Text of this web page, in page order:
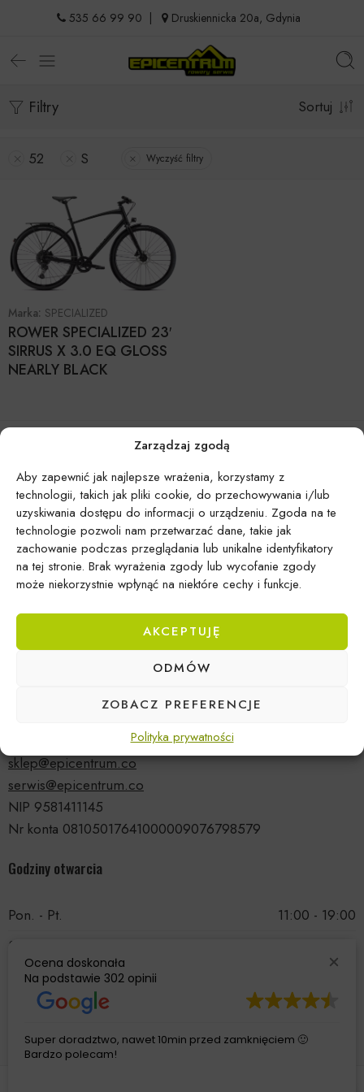
Zarządzaj zgodą
Aby zapewnić jak najlepsze wrażenia, korzystamy z
technologii, takich jak pliki cookie, do przechowywania i/lub
uzyskiwania dostępu do informacji o urządzeniu. Zgoda na te
technologie pozwoli nam przetwarzać dane, takie jak
zachowanie podczas przeglądania lub unikalne identyfikatory
na tej stronie. Brak wyrażenia zgody lub wycofanie zgody
może niekorzystnie wpłynąć na niektóre cechy i funkcje.
AKCEPTUJĘ
ODMÓW
ZOBACZ PREFERENCJE
Polityka prywatności
535 66 99 90 Druskiennicka 20a, Gdynia
Filtry Sortuj
52 S Wyczyść filtry
Marka: SPECIALIZED
ROWER SPECIALIZED 23′
SIRRUS X 3.0 EQ GLOSS
NEARLY BLACK
Epicentrum Gdynia Wielki Kack
ul. Druskiennicka 20a
sklep@epicentrum.co
serwis@epicentrum.co
NIP 9581411145
Nr konta 08105017641000009076798579
Godziny otwarcia
Pon. - Pt.
11:00 - 19:00
Sobota
Niedziela
Ocena doskonała
Na podstawie 302 opinii
Super doradztwo, nawet 10min przed zamknięciem 🙂
Bardzo polecam!